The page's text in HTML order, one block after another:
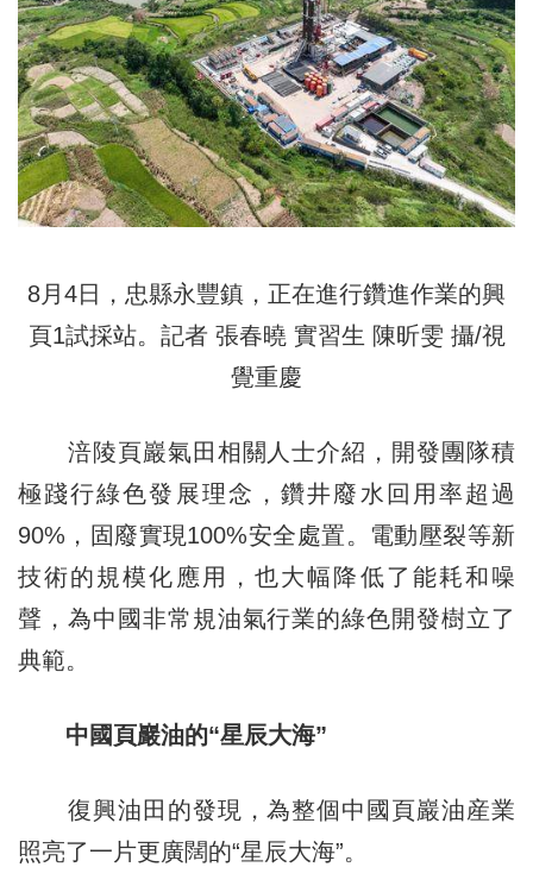
8月4日，忠縣永豐鎮，正在進行鑽進作業的興
頁1試採站。記者 張春曉 實習生 陳昕雯 攝/視
覺重慶
涪陵頁巖氣田相關人士介紹，開發團隊積
極踐行綠色發展理念，鑽井廢水回用率超過
90%，固廢實現100%安全處置。電動壓裂等新
技術的規模化應用，也大幅降低了能耗和噪
聲，為中國非常規油氣行業的綠色開發樹立了
典範。
中國頁巖油的“星辰大海”
復興油田的發現，為整個中國頁巖油産業
照亮了一片更廣闊的“星辰大海”。